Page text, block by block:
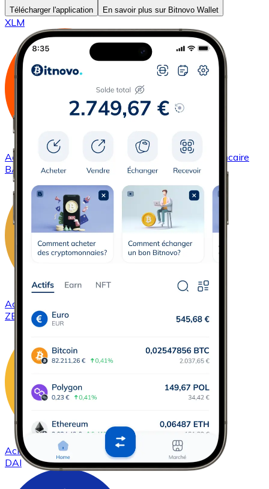
AcheterStellaravec virement bancaire
XLM
Acheter Basic Attention Token avec virement bancaire
BAT
Acheter
ZEC
Acheter DAIavec virement bancaire
DAI
Télécharger l'application En savoir plus sur Bitnovo Wallet